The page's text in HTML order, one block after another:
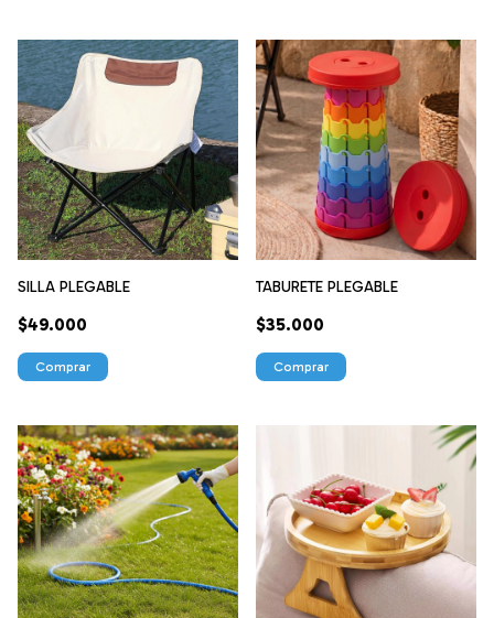
SILLA PLEGABLE
$49.000
Comprar
TABURETE PLEGABLE
$35.000